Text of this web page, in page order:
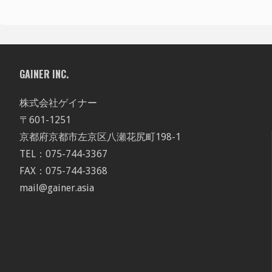
GAINER INC.
株式会社ゲイナー
〒601-1251
京都府京都市左京区八瀬花尻町198-1
TEL：075-744-3367
FAX：075-744-3368
mail@gainer.asia